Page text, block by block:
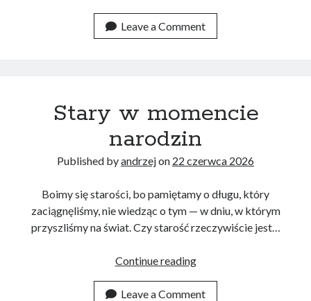
do
dna
Leave a Comment
Stary w momencie
narodzin
Published byandrzejon 22 czerwca 2026
Boimy się starości, bo pamiętamy o długu, który
zaciągnęliśmy, nie wiedząc o tym — w dniu, w którym
przyszliśmy na świat. Czy starość rzeczywiście jest…
Continue readingStary
momencie
Leave a Comment